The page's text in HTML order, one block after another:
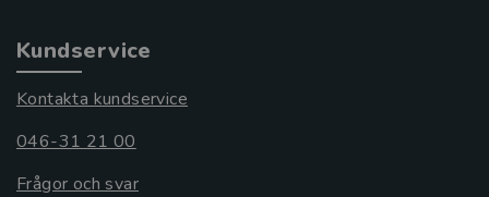
Kundservice
Kontakta kundservice
046-31 21 00
Frågor och svar